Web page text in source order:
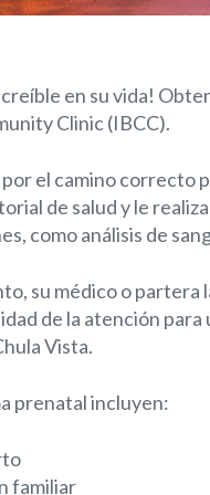
en su vida!
Clinic (IBCC).
el camino correcto
de salud y le
como análisis de
su médico o partera
de la atención
Vista.
prenatal incluyen:
familiar